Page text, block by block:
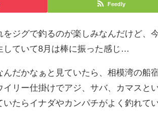
Feedly
ジグで釣るのが楽しみなんだけど、
ていて8月は棒に振った感じ…
だかなぁと見ていたら、相模湾の船
リー仕掛けでアジ、サバ、カマスと
たらイナダやカンパチがよく釣れて